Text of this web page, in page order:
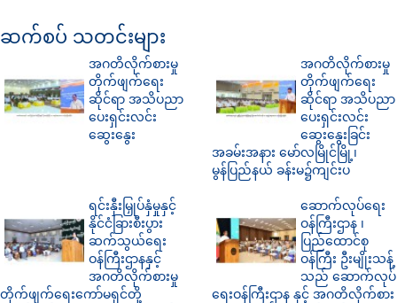
ဆက်စပ် သတင်းများ
အဂတိလိုက်စားမှု
တိုက်ဖျက်ရေး
ဆိုင်ရာ အသိပညာ
ပေးရှင်းလင်း
ဆွေးနွေး
အဂတိလိုက်စားမှု
တိုက်ဖျက်ရေး
ဆိုင်ရာ အသိပညာ
ပေးရှင်းလင်း
ဆွေးနွေးခြင်း
အခမ်းအနား မော်လမြိုင်မြို့၊
မွန်ပြည်နယ် ခန်းမ၌ကျင်းပ
ရင်းနှီးမြှုပ်နှံမှုနှင့်
နိုင်ငံခြားစီးပွား
ဆက်သွယ်ရေး
ဝန်ကြီးဌာနနှင့်
အဂတိလိုက်စားမှု
တိုက်ဖျက်ရေးကော်မရှင်တို့
ဆောက်လုပ်ရေး
ဝန်ကြီးဌာန ၊
ပြည်ထောင်စု
ဝန်ကြီး ဦးမျိုးသန့်
သည် ဆောက်လုပ်
ရေးဝန်ကြီးဌာန နှင့် အဂတိလိုက်စား